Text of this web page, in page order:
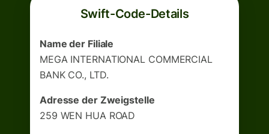
Swift-Code-Details
Name der Filiale
MEGA INTERNATIONAL COMMERCIAL
BANK CO., LTD.
Adresse der Zweigstelle
259 WEN HUA ROAD